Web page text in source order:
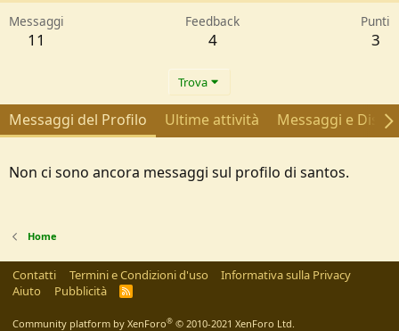
Messaggi
11
Feedback
4
Punti
3
Trova
Messaggi del Profilo Ultime attività Messaggi e
Non ci sono ancora messaggi sul profilo di santos.
Home
Contatti Termini e Condizioni d'uso
Informativa sulla Privacy
Aiuto
Pubblicità
R
Community platform by XenForo® © 2010-2021 XenForo Ltd.